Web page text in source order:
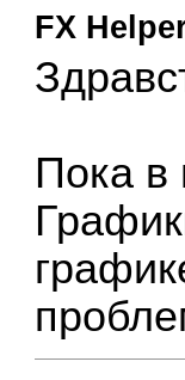
FX
Пока в